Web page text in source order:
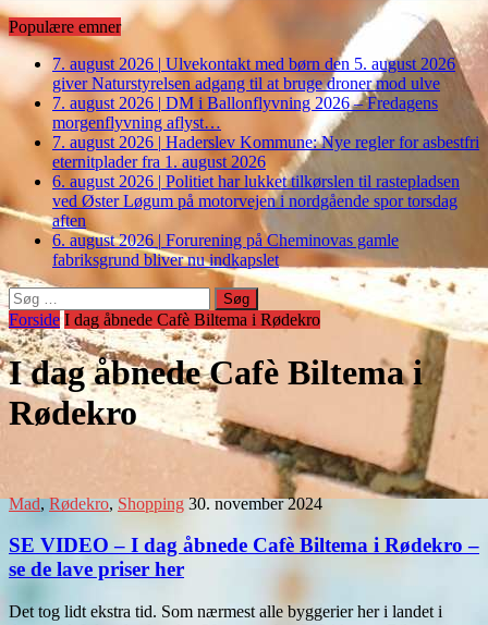
Populære emner
7. august 2026 | Ulvekontakt med børn den 5. august 2026
giver Naturstyrelsen adgang til at bruge droner mod ulve
7. august 2026 | DM i Ballonflyvning 2026 – Fredagens
morgenflyvning aflyst…
7. august 2026 | Haderslev Kommune: Nye regler for asbestfri
eternitplader fra 1. august 2026
6. august 2026 | Politiet har lukket tilkørslen til rastepladsen
ved Øster Løgum på motorvejen i nordgående spor torsdag
aften
6. august 2026 | Forurening på Cheminovas gamle
fabriksgrund bliver nu indkapslet
Søg
efter:
Forside I dag åbnede Cafè Biltema i Rødekro
I dag åbnede Cafè Biltema i
Rødekro
Mad,Rødekro,Shopping 30. november 2024
SE VIDEO – I dag åbnede Cafè Biltema i Rødekro –
se de lave priser her
Det tog lidt ekstra tid. Som nærmest alle byggerier her i landet i